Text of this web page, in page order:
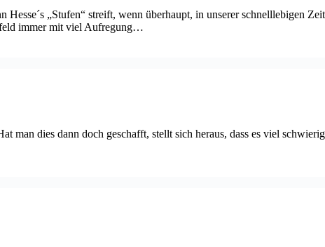
„Stufen“ streift, wenn überhaupt, in unserer schnelllebigen
immer mit viel Aufregung…
man dies dann doch geschafft, stellt sich heraus, dass es viel